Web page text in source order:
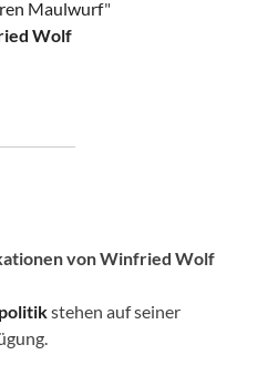
Maulwurf"
Wolf
von Winfried Wolf
stehen auf seiner